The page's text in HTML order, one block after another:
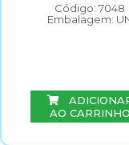
Código: 7048
Embalagem:
AO CARRINHO